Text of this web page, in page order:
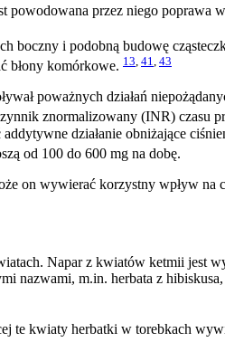
przez niego poprawa
boczny i podobną budowę
błony komórkowe. 13 41 43
poważnych działań
znormalizowany (INR)
działanie obniżające
od 100 do 600 mg na dobę.
on wywierać korzystny wpływ
Napar z kwiatów ketmii jest
nazwami, m.in. herbata z
te kwiaty herbatki w torebkach